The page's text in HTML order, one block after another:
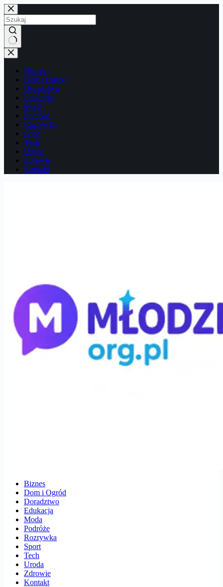
Przejdź
do
treści
Brak
wyników
Biznes
Dom i Ogród
Doradztwo
Edukacja
Moda
Podróże
Rozrywka
Sport
Tech
Uroda
Zdrowie
Kontakt
Biznes
Dom i Ogród
Doradztwo
Edukacja
Moda
Podróże
Rozrywka
Sport
Tech
Uroda
Zdrowie
Kontakt